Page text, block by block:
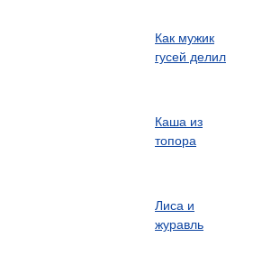
Как мужик
гусей делил
Каша из
топора
Лиса и
журавль